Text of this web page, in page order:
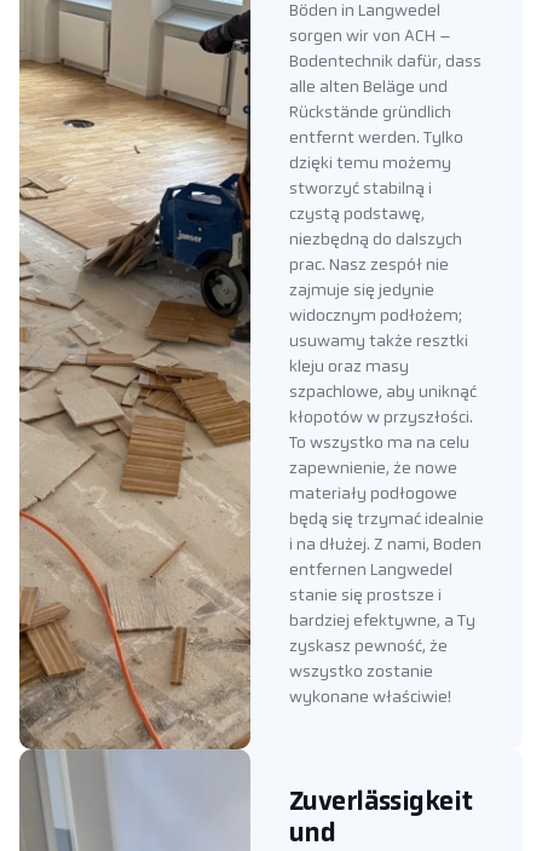
Böden in Langwedel
sorgen wir von ACH –
Bodentechnik dafür, dass
alle alten Beläge und
Rückstände gründlich
entfernt werden. Tylko
dzięki temu możemy
stworzyć stabilną i
czystą podstawę,
niezbędną do dalszych
prac. Nasz zespół nie
zajmuje się jedynie
widocznym podłożem;
usuwamy także resztki
kleju oraz masy
szpachlowe, aby uniknąć
kłopotów w przyszłości.
To wszystko ma na celu
zapewnienie, że nowe
materiały podłogowe
będą się trzymać idealnie
i na dłużej. Z nami, Boden
entfernen Langwedel
stanie się prostsze i
bardziej efektywne, a Ty
zyskasz pewność, że
wszystko zostanie
wykonane właściwie!
Zuverlässigkeit
und